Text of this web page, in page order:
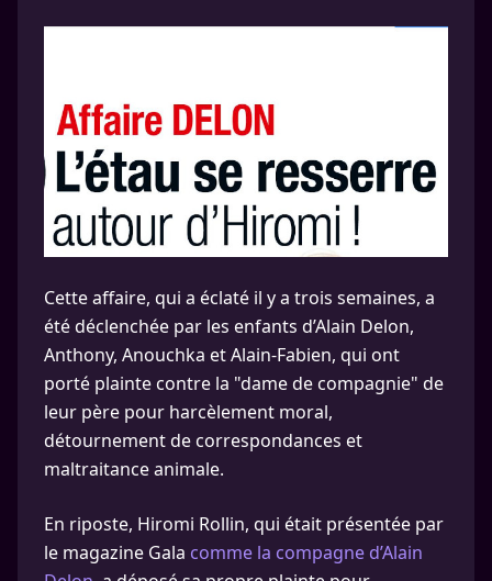
Cette affaire, qui a éclaté il y a trois semaines, a
été déclenchée par les enfants d’Alain Delon,
Anthony, Anouchka et Alain-Fabien, qui ont
porté plainte contre la "dame de compagnie" de
leur père pour harcèlement moral,
détournement de correspondances et
maltraitance animale.
En riposte, Hiromi Rollin, qui était présentée par
le magazine Gala comme la compagne d’Alain